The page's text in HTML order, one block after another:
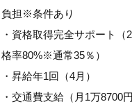
負担※条件あり
・資格取得完全サポート（
格率80%※通常35％）
・昇給年1回（4月）
・交通費支給（月1万8700